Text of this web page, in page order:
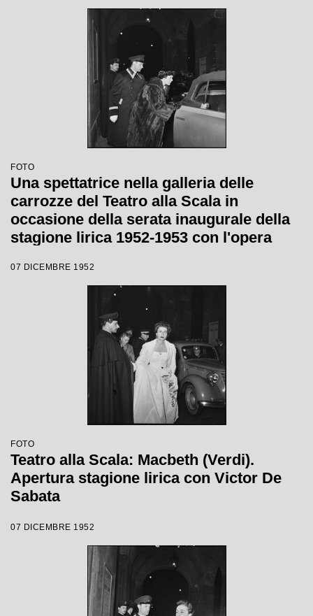
FOTO
Una spettatrice nella galleria delle
carrozze del Teatro alla Scala in
occasione della serata inaugurale della
stagione lirica 1952-1953 con l'opera
Victor de Sabata, con la regia di Carl
07 DICEMBRE 1952
FOTO
Teatro alla Scala: Macbeth (Verdi).
Apertura stagione lirica con Victor De
Sabata
07 DICEMBRE 1952